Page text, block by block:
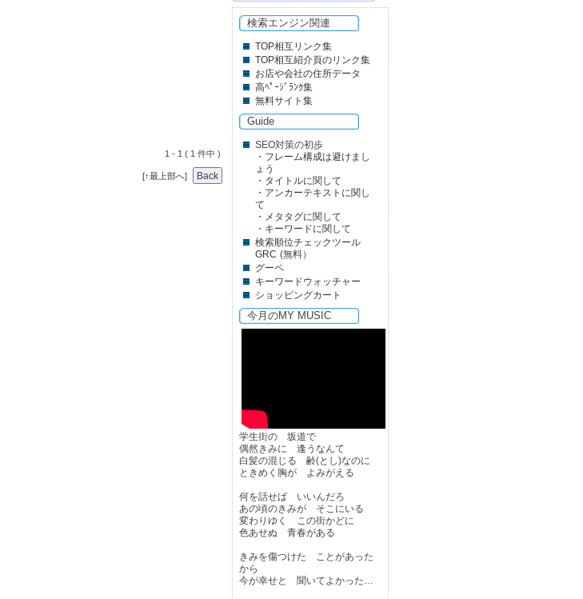
1 - 1 ( 1 件中 )
[↑最上部へ]
検索エンジン関連
TOP相互リンク集
TOP相互紹介頁のリンク集
お店や会社の住所データ
高ﾍﾟｰｼﾞﾗﾝｸ集
無料サイト集
Guide
SEO対策の初歩
・ フレーム構成は避けまし
ょう
・ タイトルに関して
・ アンカーテキストに関し
て
・ メタタグに関して
・ キーワードに関して
検索順位チェックツール
GRC (無料）
グーペ
キーワードウォッチャー
ショッピングカート
今月のMY MUSIC
学生街の 坂道で
偶然きみに 逢うなんて
白髪の混じる 齢(とし)なのに
ときめく胸が よみがえる
何を話せば いいんだろ
あの頃のきみが そこにいる
変わりゆく この街かどに
色あせぬ 青春がある
きみを傷つけた ことがあった
から
今が幸せと 聞いてよかった…